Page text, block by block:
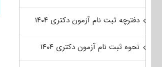
دفترچه ثبت نام آزمون دکتری ۱۴۰۴
نحوه ثبت نام آزمون دکتری ۱۴۰۴